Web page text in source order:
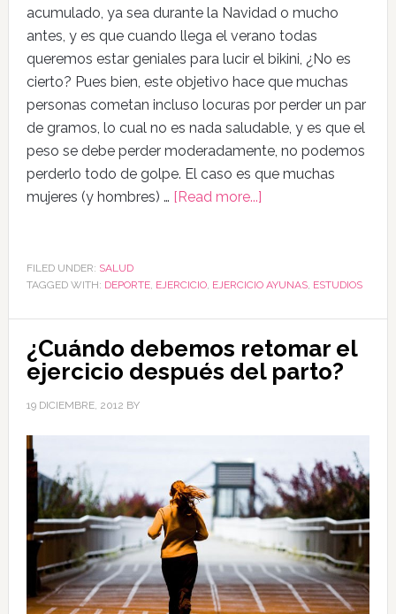
acumulado, ya sea durante la Navidad o mucho
antes, y es que cuando llega el verano todas
queremos estar geniales para lucir el bikini, ¿No es
cierto? Pues bien, este objetivo hace que muchas
personas cometan incluso locuras por perder un par
de gramos, lo cual no es nada saludable, y es que el
peso se debe perder moderadamente, no podemos
perderlo todo de golpe. El caso es que muchas
mujeres (y hombres) … [Read more...]
FILED UNDER: SALUD
TAGGED WITH: DEPORTE, EJERCICIO, EJERCICIO AYUNAS, ESTUDIOS
¿Cuándo debemos retomar el
ejercicio después del parto?
19 DICIEMBRE, 2012 BY